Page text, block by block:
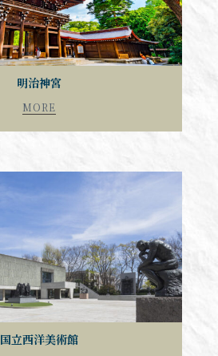
明治神宮
MORE
国立西洋美術館